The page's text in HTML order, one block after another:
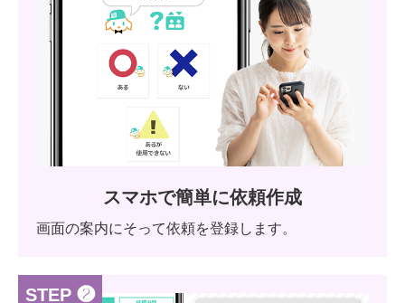
スマホで簡単に依頼作成
画面の案内にそって依頼を登録します。
STEP ❷